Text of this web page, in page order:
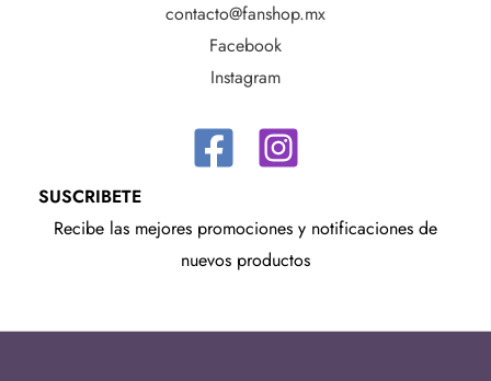
contacto@fanshop.mx
Facebook
Instagram
SUSCRIBETE
Recibe las mejores promociones y notificaciones de
nuevos productos